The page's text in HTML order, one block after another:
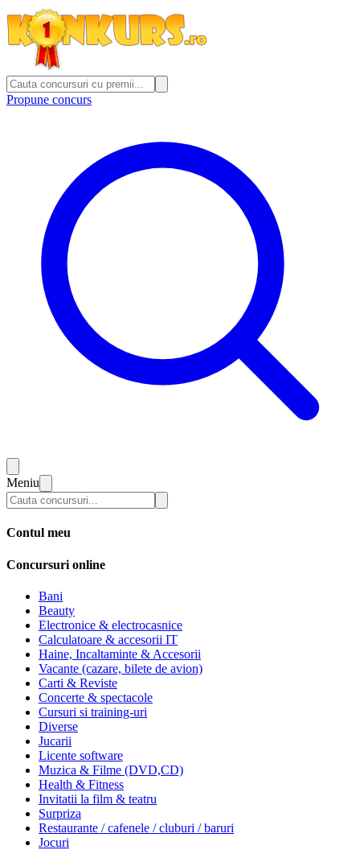
Propune concurs
Meniu
Contul meu
Concursuri online
Bani
Beauty
Electronice & electrocasnice
Calculatoare & accesorii IT
Haine, Incaltaminte & Accesorii
Vacante (cazare, bilete de avion)
Carti & Reviste
Concerte & spectacole
Cursuri si training-uri
Diverse
Jucarii
Licente software
Muzica & Filme (DVD,CD)
Health & Fitness
Invitatii la film & teatru
Surpriza
Restaurante / cafenele / cluburi / baruri
Jocuri